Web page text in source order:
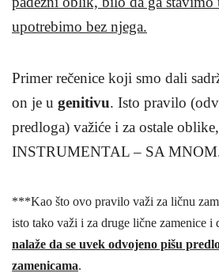
upotrebimo bez njega.
Primer rečenice koji smo dali
on je u genitivu. Isto pravilo
predloga) važiće i za ostale
INSTRUMENTAL – SA
***Kao što ovo pravilo važi za ličnu
isto tako važi i za druge lične zamenice i
nalaže da se uvek odvojeno pišu
zamenicama.